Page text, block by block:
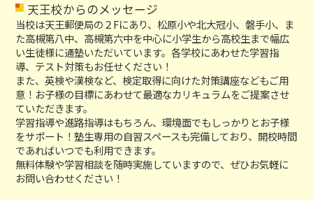
天王校からのメッセージ
当校は天王郵便局の２Fにあり、松原小や北大冠小、磐手小、ま
た高槻第八中、高槻第六中を中心に小学生から高校生まで幅広
い生徒様に通塾いただいています。各学校にあわせた学習指
導、テスト対策もお任せください！
また、英検や漢検など、検定取得に向けた対策講座などもご用
意！お子様の目標にあわせて最適なカリキュラムをご提案させ
ていただきます。
学習指導や進路指導はもちろん、環境面でもしっかりとお子様
をサポート！塾生専用の自習スペースも完備しており、開校時間
であればいつでも利用できます。
無料体験や学習相談を随時実施していますので、ぜひお気軽に
お問い合わせください！